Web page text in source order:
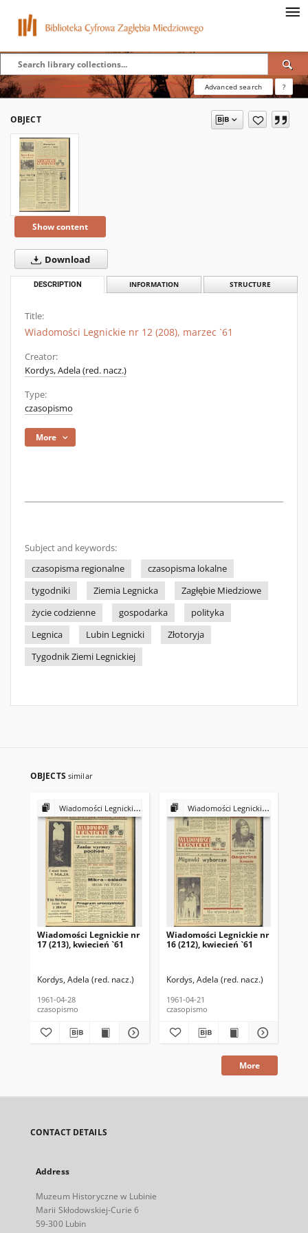
Advanced search ?
OBJECT
Show content
Download
DESCRIPTION INFORMATION STRUCTURE
Title:
Wiadomości Legnickie nr 12 (208), marzec `61
Creator:
Kordys, Adela (red. nacz.)
Type:
czasopismo
More
Subject and keywords:
czasopisma regionalne
czasopisma lokalne
tygodniki
Ziemia Legnicka
Zagłębie Miedziowe
życie codzienne
gospodarka
polityka
Legnica
Lubin Legnicki
Złotoryja
Tygodnik Ziemi Legnickiej
OBJECTS similar
Wiadomości Legnickie : Organ Komitetów Frontu Jedności Narodu 1961
Wiadomości Legnickie nr
17 (213), kwiecień `61
Kordys, Adela (red. nacz.)
1961-04-28
czasopismo
Wiadomości Legnickie : Organ Komitetów Frontu Jedności Narodu 1961
Wiadomości Legnickie nr
16 (212), kwiecień `61
Kordys, Adela (red. nacz.)
1961-04-21
czasopismo
More
CONTACT DETAILS
Address
Muzeum Historyczne w Lubinie
Marii Skłodowskiej-Curie 6
59-300 Lubin